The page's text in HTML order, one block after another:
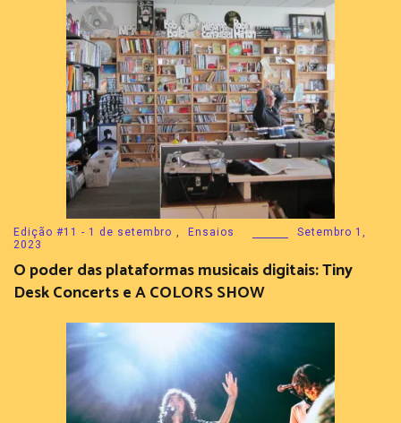
Edição #11 - 1 de setembro Ensaios
Setembro 1,
2023
O poder das plataformas musicais digitais: Tiny
Desk Concerts e A COLORS SHOW